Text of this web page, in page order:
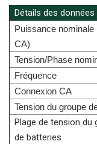
Détails des données
Puissance nominale
CA)
Tension/Phase
Fréquence
Connexion CA
Tension du groupe
Plage de tension du
de batteries